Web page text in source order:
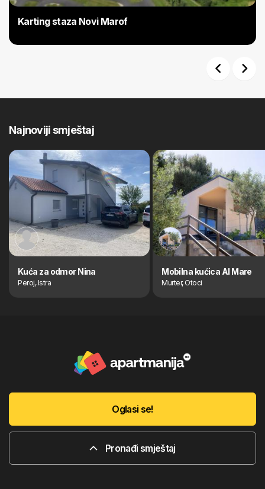
Karting staza Novi Marof
Najnoviji smještaj
Kuća za odmor Nina
Peroj, Istra
Mobilna kućica Al Mare
Murter, Otoci
Oglasi se!
Pronađi smještaj